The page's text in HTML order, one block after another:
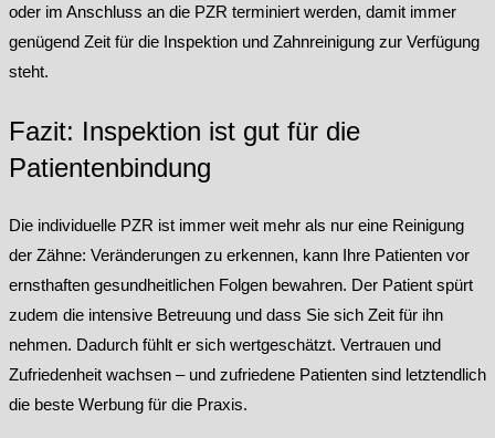
oder im Anschluss an die PZR terminiert werden, damit immer
genügend Zeit für die Inspektion und Zahnreinigung zur Verfügung
steht.
Fazit: Inspektion ist gut für die
Patientenbindung
Die individuelle PZR ist immer weit mehr als nur eine Reinigung
der Zähne: Veränderungen zu erkennen, kann Ihre Patienten vor
ernsthaften gesundheitlichen Folgen bewahren. Der Patient spürt
zudem die intensive Betreuung und dass Sie sich Zeit für ihn
nehmen. Dadurch fühlt er sich wertgeschätzt. Vertrauen und
Zufriedenheit wachsen – und zufriedene Patienten sind letztendlich
die beste Werbung für die Praxis.